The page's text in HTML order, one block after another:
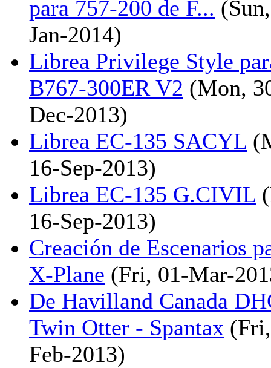
para 757-200 de F...
Jan-2014)
Librea Privilege Style
B767-300ER V2 (Mon,
Dec-2013)
Librea EC-135 SACYL
16-Sep-2013)
Librea EC-135 G.CIVIL
16-Sep-2013)
Creación de Escenarios
X-Plane (Fri, 01-Mar-
De Havilland Canada
Twin Otter - Spantax
Feb-2013)